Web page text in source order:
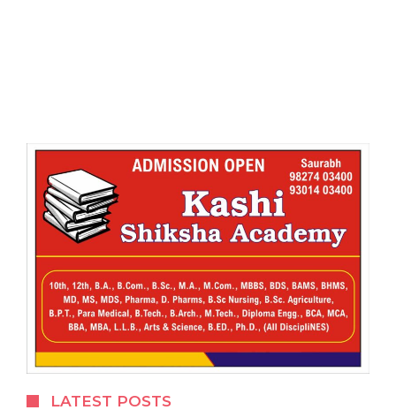
LATEST POSTS